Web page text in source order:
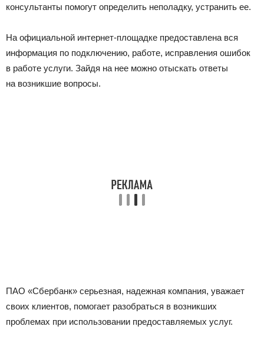
консультанты помогут определить неполадку, устранить ее.
На официальной интернет-площадке предоставлена вся
информация по подключению, работе, исправления ошибок
в работе услуги. Зайдя на нее можно отыскать ответы
на возникшие вопросы.
ПАО «Сбербанк» серьезная, надежная компания, уважает
своих клиентов, помогает разобраться в возникших
проблемах при использовании предоставляемых услуг.